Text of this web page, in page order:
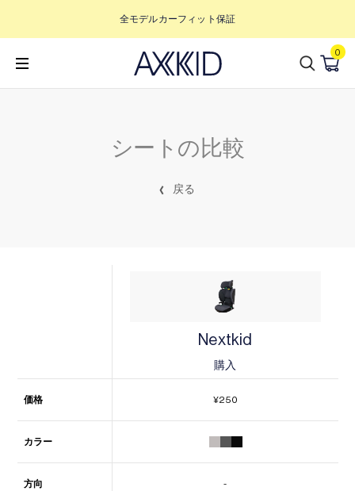
テ
へ
全モデルカーフィット保証
0
シートの比較
戻る
Nextkid
購入
購入
価格 ¥250
カラー
方向 -